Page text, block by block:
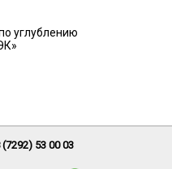
углублению
(7292) 53 00 03